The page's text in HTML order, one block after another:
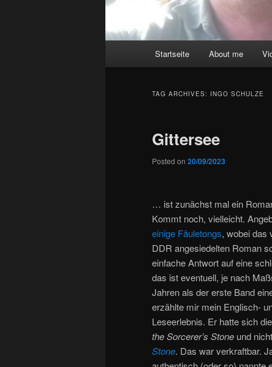
Startseite About me
TAG ARCHIVES: INGO SCHULZE
Gittersee
Posted on 20/09/2023
… ist zunächst mal ein
Kommt noch, vielleicht.
einige Fäuletongs, wobei das
DDR angesiedelten Roman
einfache Antwort auf eine
das ist eventuell, je nach
Jahren als der erste Band
erzählte mir mein Englisch-
Leseerlebnis. Er hatte sich
the Sorcerer’s Stone und
Stone. Das war verkraftbar.